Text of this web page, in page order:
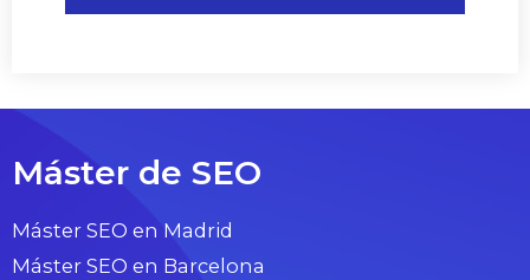
Máster de SEO
Máster SEO en Madrid
Máster SEO en Barcelona